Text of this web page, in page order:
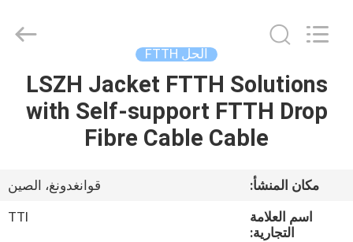
الصفحة
الرئيسية
معلومات
Reserved.
الحل FTTH
LSZH Jacket FTTH Solutions
with Self-support FTTH Drop
Fibre Cable Cable
مكان المنشأ:
قوانغدونغ، الصين
اسم العلامة
التجارية:
TTI